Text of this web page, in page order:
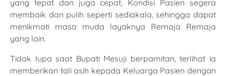
yang tepat dan juga cepat, Kondisi Pasien segera
membaik dan pulih seperti sediakala, sehingga dapat
menikmati masa muda layaknya Remaja Remaja
yang lain.
Tidak lupa saat Bupati Mesuji berpamitan, terlihat ia
memberikan tali asih kepada Keluarga Pasien dengan